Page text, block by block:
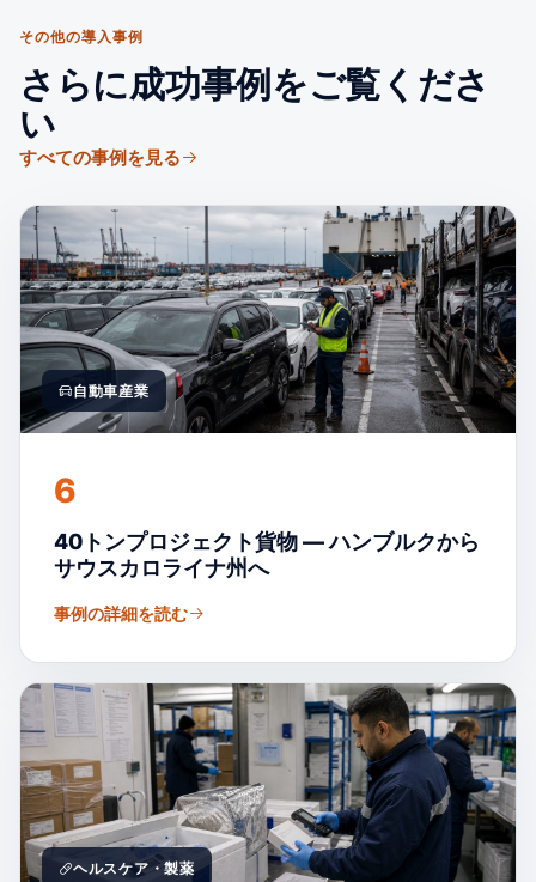
その他の導入事例
さらに成功事例をご覧くださ
い
すべての事例を見る
自動車産業
6
40トンプロジェクト貨物 — ハンブルクから
サウスカロライナ州へ
事例の詳細を読む
ヘルスケア・製薬